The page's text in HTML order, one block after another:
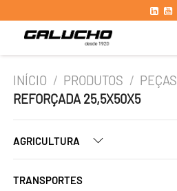
INÍCIO / PRODUTOS / PEÇAS
REFORÇADA 25,5X50X5
AGRICULTURA
TRANSPORTES